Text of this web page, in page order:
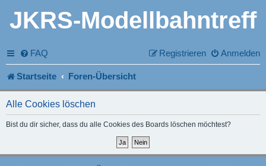
JKRS-Modellbahntreff
FAQ Anmelden
Registrieren
Startseite Foren-Übersicht
Alle Cookies löschen
Bist du dir sicher, dass du alle Cookies des Boards löschen möchtest?